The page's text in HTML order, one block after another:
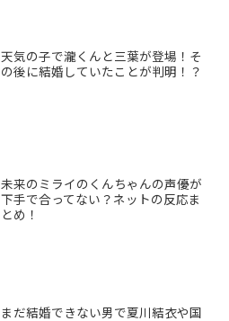
天気の子で瀧くんと三葉が登場！そ
の後に結婚していたことが判明！？
未来のミライのくんちゃんの声優が
下手で合ってない？ネットの反応ま
とめ！
まだ結婚できない男で夏川結衣や国